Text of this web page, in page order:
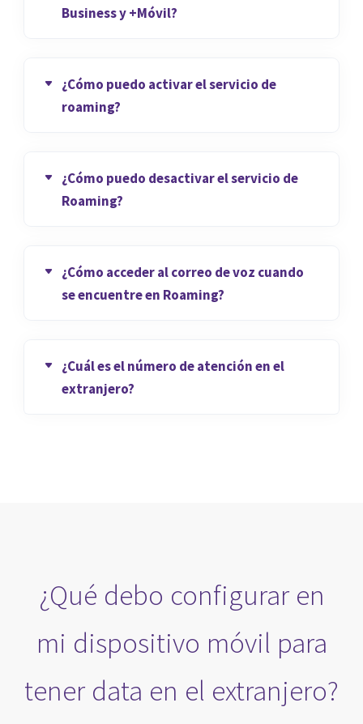
Business y +Móvil?
¿Cómo puedo activar el servicio de
roaming?
¿Cómo puedo desactivar el servicio de
Roaming?
¿Cómo acceder al correo de voz cuando
se encuentre en Roaming?
¿Cuál es el número de atención en el
extranjero?
¿Qué debo configurar en
mi dispositivo móvil para
tener data en el extranjero?